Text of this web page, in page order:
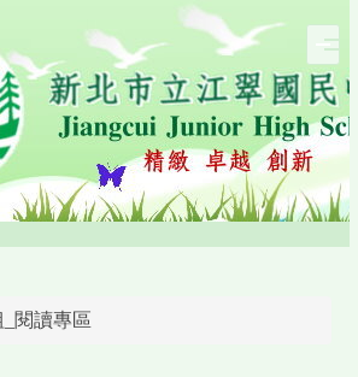
閱讀專區